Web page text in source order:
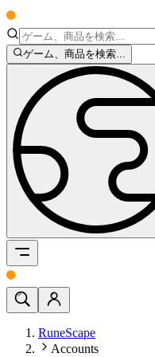
ゲーム、商品を検索...
RuneScape
Accounts